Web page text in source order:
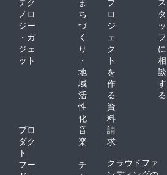
ノロ
ジー
・ガ
ジェ
ット
ち
づ
く
り
・
地
域
活
性
化
プロ
ダク
ト
音
楽
フー
チ
ロ
ジ
ェ
ク
ト
を
作
る
タ
ッ
フ
に
相
談
す
る
資
料
請
求
クラウドファ